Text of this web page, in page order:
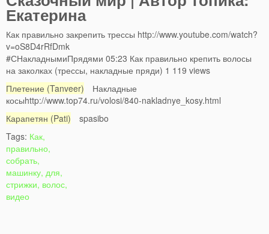
Екатерина
Как правильно закрепить трессы http://www.youtube.com/watch?
v=oS8D4rRfDmk
#СНакладнымиПрядями 05:23 Как правильно крепить волосы
на заколках (трессы, накладные пряди) 1 119 views
Плетение (Tanveer) Накладные
косыhttp://www.top74.ru/volosi/840-nakladnye_kosy.html
Карапетян (Pati) spasibo
Tags: Как,
правильно,
собрать,
машинку, для,
стрижки, волос,
видео